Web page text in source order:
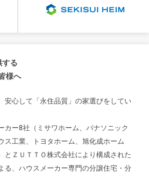
する
様へ
安心して「永住品質」の家選びをしてい
カー8社（ミサワホーム、パナソニック
ス工業、トヨタホーム、旭化成ホーム
とＺＵＴＴＯ株式会社により構成された
る、ハウスメーカー専門の分譲住宅・分